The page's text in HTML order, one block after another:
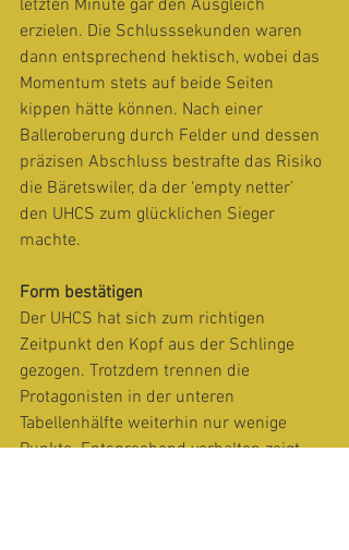
letzten Minute gar den Ausgleich
erzielen. Die Schlusssekunden waren
dann entsprechend hektisch, wobei das
Momentum stets auf beide Seiten
kippen hätte können. Nach einer
Balleroberung durch Felder und dessen
präzisen Abschluss bestrafte das Risiko
die Bäretswiler, da der ‘empty netter’
den UHCS zum glücklichen Sieger
machte.
Form bestätigen
Der UHCS hat sich zum richtigen
Zeitpunkt den Kopf aus der Schlinge
gezogen. Trotzdem trennen die
Protagonisten in der unteren
Tabellenhälfte weiterhin nur wenige
Punkte. Entsprechend verhalten zeigt